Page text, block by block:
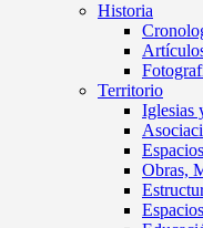
Historia
Territorio
Iglesias
Obras,